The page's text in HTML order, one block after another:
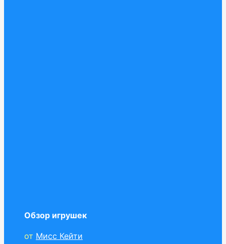
Обзор игрушек
от Мисс Кейти